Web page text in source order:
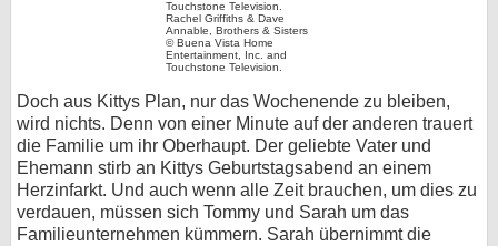
Rachel Griffiths & Dave
Annable, Brothers & Sisters
© Buena Vista Home
Entertainment, Inc. and
Touchstone Television.
Doch aus Kittys Plan, nur das Wochenende zu bleiben,
wird nichts. Denn von einer Minute auf der anderen trauert
die Familie um ihr Oberhaupt. Der geliebte Vater und
Ehemann stirb an Kittys Geburtstagsabend an einem
Herzinfarkt. Und auch wenn alle Zeit brauchen, um dies zu
verdauen, müssen sich Tommy und Sarah um das
Familieunternehmen kümmern. Sarah übernimmt die